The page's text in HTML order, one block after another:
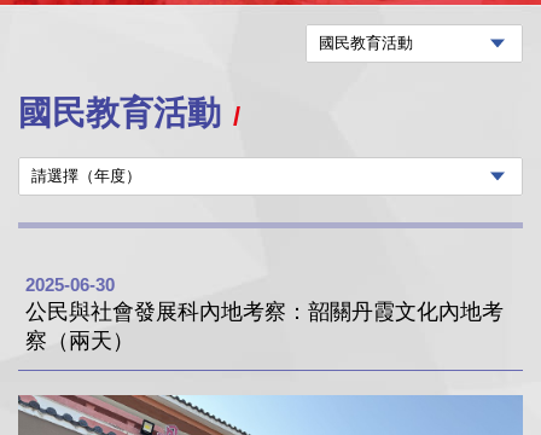
國民教育活動
2025-06-30
公民與社會發展科內地考察：韶關丹霞文化內地考
察（兩天）